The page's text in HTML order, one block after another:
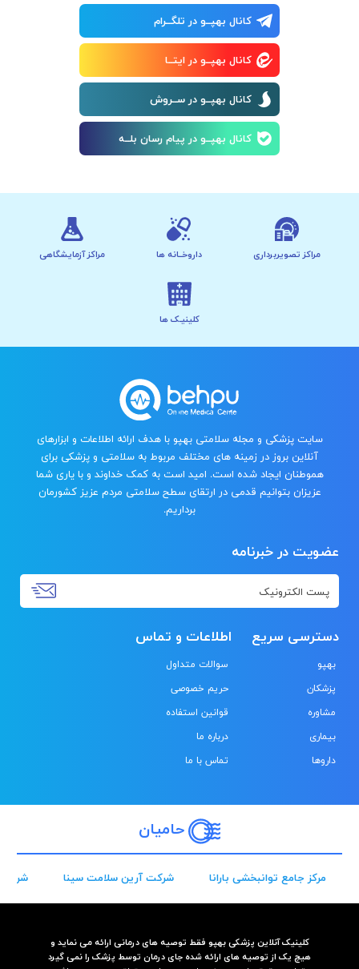
کانال بهپــو در تلگــرام
کانال بهپــو در ایتــا
کانال بهپــو در ســروش
کانال بهپــو در پیام رسان بلــه
مراکز تصویربرداری داروخــانه ها مراکز آزمایشگاهی
کلینیـک ها
سایت پزشکی و مجله سلامتی بهپو با هدف ارائه اطلاعات و ابزارهای
آنلاین بروز در زمینه های مختلف مربوط به سلامتی و پزشکی برای
هموطنان ایجاد شده است. امید است به کمک خداوند و با یاری شما
عزیزان بتوانیم قدمی در ارتقای سطح سلامتی مردم عزیز کشورمان
برداریم.
عضویت در خبرنامه
دسترسی سریع
بهپو
پزشکان
مشاوره
بیماری
داروها
اطلاعات و تماس
سوالات متداول
حریم خصوصی
قوانین استفاده
درباره ما
تماس با ما
حامیان
مرکز جامع توانبخشی بارانا شرکت آرین سلامت سینا شرکت
کلینیک آنلاین پزشکی بهپو فقط توصیه های درمانی ارائه می نماید و
هیچ یک از توصیه های ارائه شده جای درمان توسط پزشک را نمی گیرد